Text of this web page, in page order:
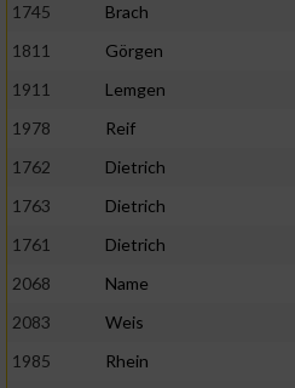
1745
Brach
1811
Görgen
1911
Lemgen
1978
Reif
1762
Dietrich
1763
Dietrich
1761
Dietrich
2068
Name
2083
Weis
1985
Rhein